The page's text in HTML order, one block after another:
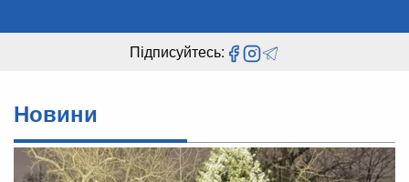
Підписуйтесь:
Новини